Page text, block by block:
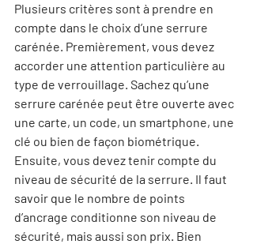
Plusieurs critères sont à prendre en
compte dans le choix d’une serrure
carénée. Premièrement, vous devez
accorder une attention particulière au
type de verrouillage. Sachez qu’une
serrure carénée peut être ouverte avec
une carte, un code, un smartphone, une
clé ou bien de façon biométrique.
Ensuite, vous devez tenir compte du
niveau de sécurité de la serrure. Il faut
savoir que le nombre de points
d’ancrage conditionne son niveau de
sécurité, mais aussi son prix. Bien